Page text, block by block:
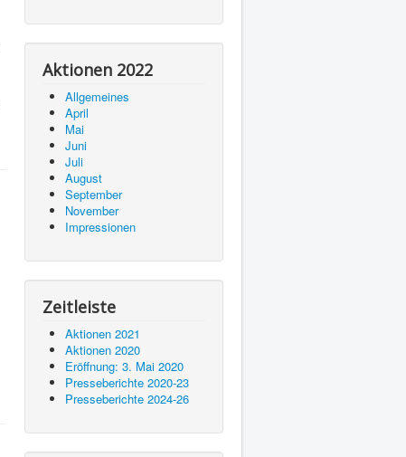
Aktionen 2022
Allgemeines
April
Mai
Juni
Juli
August
September
November
Impressionen
Zeitleiste
Aktionen 2021
Aktionen 2020
Eröffnung: 3. Mai 2020
Presseberichte 2020-23
Presseberichte 2024-26